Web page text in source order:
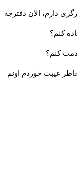
ایثارگری دارم، الان دفترچه
کنم؟
غیبت خوردم اونم